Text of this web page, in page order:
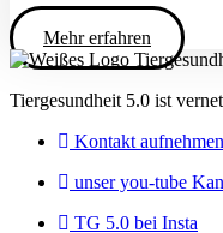
Mehr erfahren
Tiergesundheit 5.0 ist
Kontakt aufnehmen
unser you-tube
TG 5.0 bei Insta